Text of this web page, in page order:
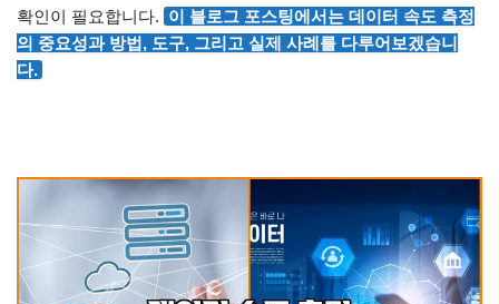
확인이 필요합니다. 이 블로그 포스팅에서는 데이터 속도 측정
의 중요성과 방법, 도구, 그리고 실제 사례를 다루어보겠습니
다.